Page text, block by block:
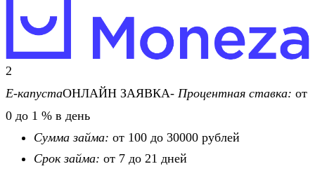
2
Е-капустаОНЛАЙН ЗАЯВКА- Процентная ставка: от
0 до 1 % в день
Сумма займа: от 100 до 30000 рублей
Срок займа: от 7 до 21 дней